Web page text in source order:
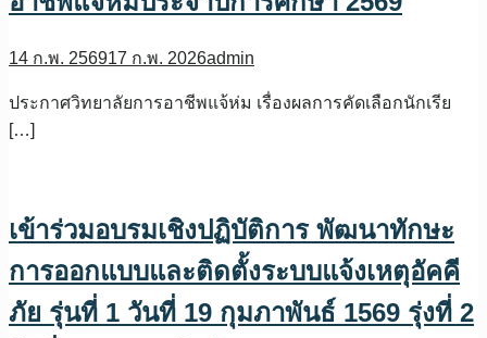
14 ก.พ. 256917 ก.พ. 2026admin
ประกาศวิทยาลัยการอาชีพแจ้ห่ม เรื่องผลการคัดเลือกนักเรีย
[…]
เข้าร่วมอบรมเชิงปฏิบัติการ พัฒนาทักษะ
การออกแบบและติดตั้งระบบแจ้งเหตุอัคคี
ภัย รุ่นที่ 1 วันที่ 19 กุมภาพันธ์ 1569 รุ่งที่ 2